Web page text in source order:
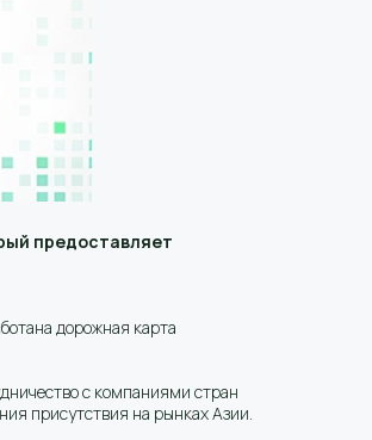
предоставляет
дорожная карта
с компаниями стран
присутствия на рынках Азии.